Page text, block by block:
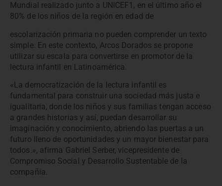
Mundial realizado junto a UNICEF1, en el último año el
80% de los niños de la región en edad de
escolarización primaria no pueden comprender un texto
simple. En este contexto, Arcos Dorados se propone
utilizar su escala para convertirse en promotor de la
lectura infantil en Latinoamérica.
«La democratización de la lectura infantil es
fundamental para construir una sociedad más justa e
igualitaria, donde los niños y sus familias tengan acceso
a grandes historias y así, puedan desarrollar su
imaginación y conocimiento, abriendo las puertas a un
futuro lleno de oportunidades y un mayor bienestar para
todos.», afirma Gabriel Serber, vicepresidente de
Compromiso Social y Desarrollo Sustentable de la
compañía.